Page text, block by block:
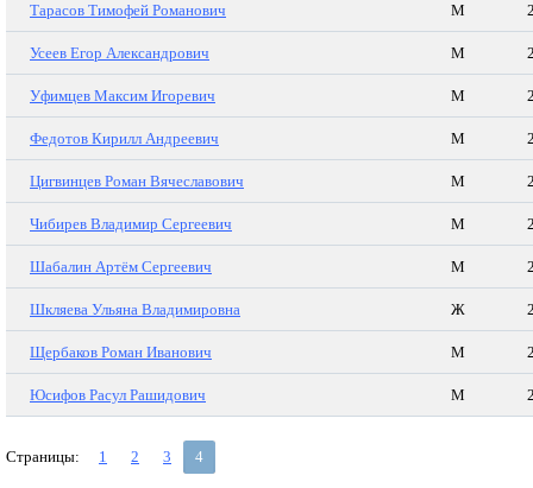
Тарасов Тимофей Романович М
Усеев Егор Александрович М
Уфимцев Максим Игоревич М
Федотов Кирилл Андреевич М
Цигвинцев Роман Вячеславович М
Чибирев Владимир Сергеевич М
Шабалин Артём Сергеевич М
Шкляева Ульяна Владимировна Ж
Щербаков Роман Иванович М
Юсифов Расул Рашидович М
Страницы: 1 2 3 4